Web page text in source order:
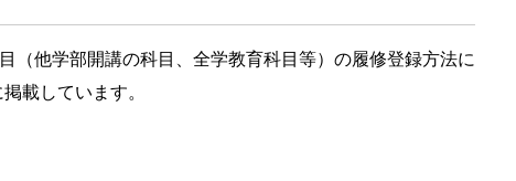
（他学部開講の科目、全学教育科目等）の履修登録方法に
掲載しています。